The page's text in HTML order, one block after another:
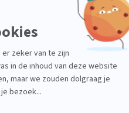
toevoegen